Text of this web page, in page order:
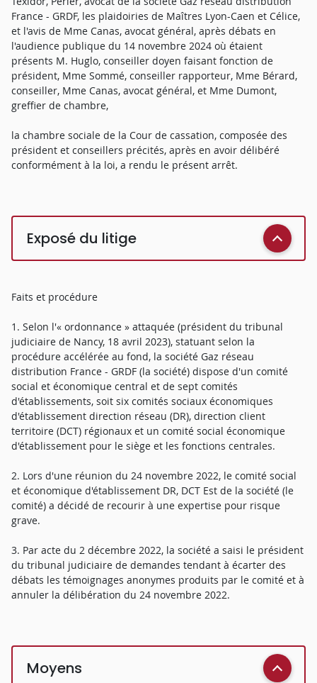
France - GRDF, les plaidoiries de Maîtres Lyon-Caen et Célice,
et l'avis de Mme Canas, avocat général, après débats en
l'audience publique du 14 novembre 2024 où étaient
présents M. Huglo, conseiller doyen faisant fonction de
président, Mme Sommé, conseiller rapporteur, Mme Bérard,
conseiller, Mme Canas, avocat général, et Mme Dumont,
greffier de chambre,
la chambre sociale de la Cour de cassation, composée des
président et conseillers précités, après en avoir délibéré
conformément à la loi, a rendu le présent arrêt.
Exposé du litige
Faits et procédure
1. Selon l'« ordonnance » attaquée (président du tribunal
judiciaire de Nancy, 18 avril 2023), statuant selon la
procédure accélérée au fond, la société Gaz réseau
distribution France - GRDF (la société) dispose d'un comité
social et économique central et de sept comités
d'établissements, soit six comités sociaux économiques
d'établissement direction réseau (DR), direction client
territoire (DCT) régionaux et un comité social économique
d'établissement pour le siège et les fonctions centrales.
2. Lors d'une réunion du 24 novembre 2022, le comité social
et économique d'établissement DR, DCT Est de la société (le
comité) a décidé de recourir à une expertise pour risque
grave.
3. Par acte du 2 décembre 2022, la société a saisi le président
du tribunal judiciaire de demandes tendant à écarter des
débats les témoignages anonymes produits par le comité et à
annuler la délibération du 24 novembre 2022.
Moyens